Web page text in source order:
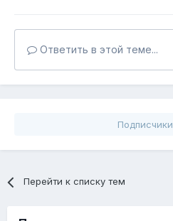
Ответить в этой теме...
Подписчики
Перейти к списку тем